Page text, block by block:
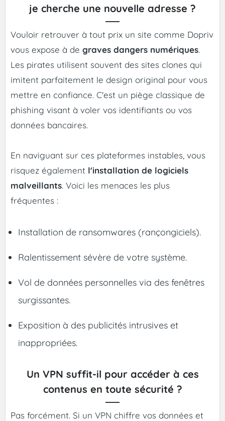
je cherche une nouvelle adresse ?
Vouloir retrouver à tout prix un site comme Dopriv
vous expose à de graves dangers numériques.
Les pirates utilisent souvent des sites clones qui
imitent parfaitement le design original pour vous
mettre en confiance. C'est un piège classique de
phishing visant à voler vos identifiants ou vos
données bancaires.
En naviguant sur ces plateformes instables, vous
risquez également l'installation de logiciels
malveillants. Voici les menaces les plus
fréquentes :
Installation de ransomwares (rançongiciels).
Ralentissement sévère de votre système.
Vol de données personnelles via des fenêtres
surgissantes.
Exposition à des publicités intrusives et
inappropriées.
Un VPN suffit-il pour accéder à ces
contenus en toute sécurité ?
Pas forcément. Si un VPN chiffre vos données et